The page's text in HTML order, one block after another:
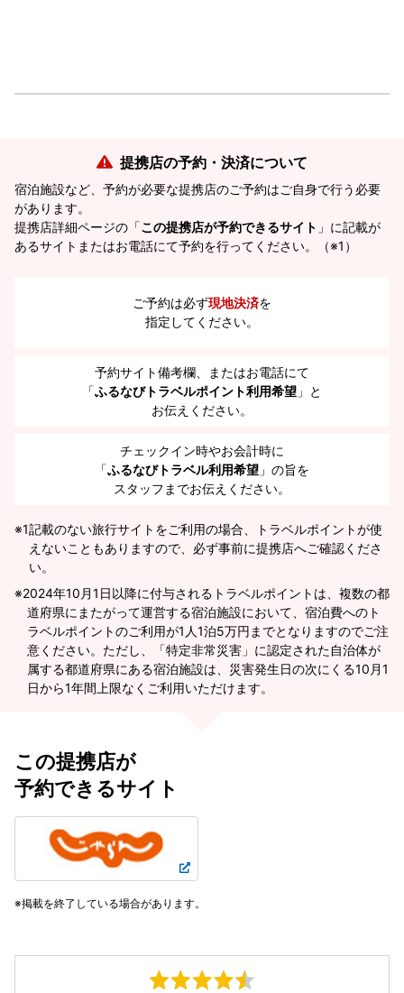
提携店の予約・決済について
宿泊施設など、予約が必要な提携店のご予約はご自身で行う必要
があります。
提携店詳細ページの「この提携店が予約できるサイト 」に記載が
あるサイトまたはお電話にて予約を行ってください。（※1）
ご予約は必ず現地決済を
指定してください。
予約サイト備考欄、またはお電話にて
「ふるなびトラベルポイント利用希望 」と
お伝えください。
チェックイン時やお会計時に
「ふるなびトラベル利用希望 」の旨を
スタッフまでお伝えください。
※1記載のない旅行サイトをご利用の場合、トラベルポイントが使
えないこともありますので、必ず事前に提携店へご確認くださ
い。
2024年10月1日以降に付与されるトラベルポイントは、複数の都
道府県にまたがって運営する宿泊施設において、宿泊費へのト
ラベルポイントのご利用が1人1泊5万円までとなりますのでご注
意ください。ただし、「特定非常災害」に認定された自治体が
属する都道府県にある宿泊施設は、災害発生日の次にくる10月1
日から1年間上限なくご利用いただけます。
この提携店が
予約できるサイト
掲載を終了している場合があります。